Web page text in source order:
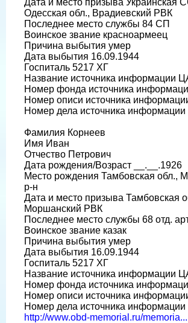
Дата и место призыва Украинская
Одесская обл., Врадиевский РВК
Последнее место службы 84 СП
Воинское звание красноармеец
Причина выбытия умер
Дата выбытия 16.09.1944
Госпиталь 5217 ХГ
Название источника информации
Номер фонда источника
Номер описи источника
Номер дела источника информации
Фамилия Корнеев
Имя Иван
Отчество Петрович
Дата рождения/Возраст __.__.1926
Место рождения Тамбовская обл.,
р-н
Дата и место призыва Тамбовская
Моршанский РВК
Последнее место службы 68 отд.
Воинское звание казак
Причина выбытия умер
Дата выбытия 16.09.1944
Госпиталь 5217 ХГ
Название источника информации
Номер фонда источника
Номер описи источника
Номер дела источника информации
http://www.obd-memorial.ru/